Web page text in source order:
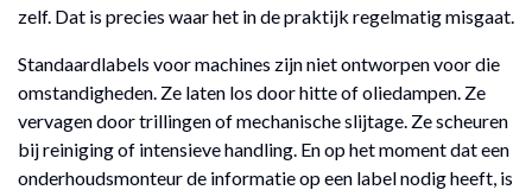
zelf. Dat is precies waar het in de praktijk regelmatig misgaat.
Standaardlabels voor machines zijn niet ontworpen voor die
omstandigheden. Ze laten los door hitte of oliedampen. Ze
vervagen door trillingen of mechanische slijtage. Ze scheuren
bij reiniging of intensieve handling. En op het moment dat een
onderhoudsmonteur de informatie op een label nodig heeft, is